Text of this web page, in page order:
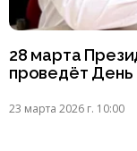
28 марта
проведёт
23 марта 2026 г. 10:00